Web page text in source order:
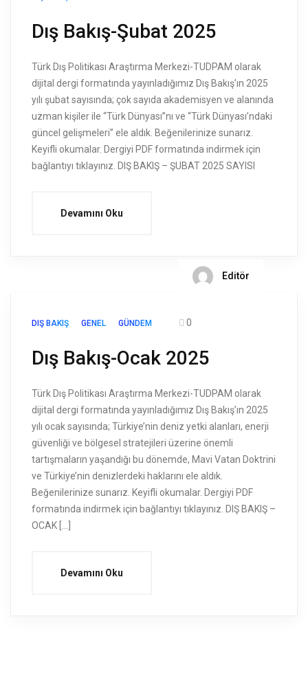
Dış Bakış-Şubat 2025
Türk Dış Politikası Araştırma Merkezi-TUDPAM olarak
dijital dergi formatında yayınladığımız Dış Bakış’ın 2025
yılı şubat sayısında; çok sayıda akademisyen ve alanında
uzman kişiler ile “Türk Dünyası”nı ve “Türk Dünyası’ndaki
güncel gelişmeleri” ele aldık. Beğenilerinize sunarız.
Keyifli okumalar. Dergiyi PDF formatında indirmek için
bağlantıyı tıklayınız. DIŞ BAKIŞ – ŞUBAT 2025 SAYISI
Devamını Oku
Editör
DIŞ BAKIŞ GENEL GÜNDEM 0
Dış Bakış-Ocak 2025
Türk Dış Politikası Araştırma Merkezi-TUDPAM olarak
dijital dergi formatında yayınladığımız Dış Bakış’ın 2025
yılı ocak sayısında; Türkiye’nin deniz yetki alanları, enerji
güvenliği ve bölgesel stratejileri üzerine önemli
tartışmaların yaşandığı bu dönemde, Mavi Vatan Doktrini
ve Türkiye’nin denizlerdeki haklarını ele aldık.
Beğenilerinize sunarız. Keyifli okumalar. Dergiyi PDF
formatında indirmek için bağlantıyı tıklayınız. DIŞ BAKIŞ –
OCAK […]
Devamını Oku